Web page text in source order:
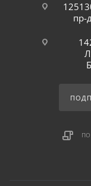
пр-